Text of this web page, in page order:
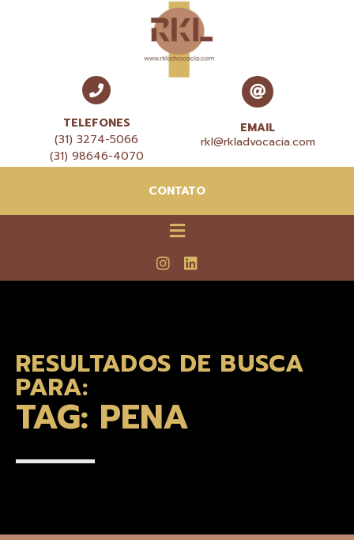
TELEFONES
(31) 3274-5066
(31) 98646-4070
EMAIL
rkl@rkladvocacia.com
CONTATO
RESULTADOS DE BUSCA
PARA:
TAG: PENA